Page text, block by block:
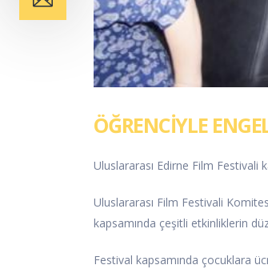
ÖĞRENCİYLE
Uluslararası Edirne Film
Uluslararası Film Festivali
kapsamında çeşitli etkinliklerin
Festival kapsamında çocuklara